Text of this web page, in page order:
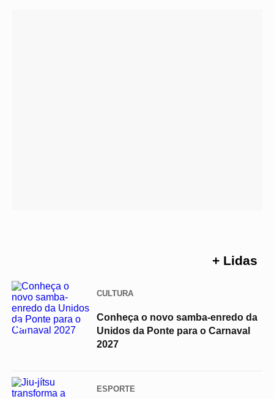
+ Lidas
01
CULTURA
Conheça o novo samba-enredo da
Unidos da Ponte para o Carnaval
2027
ESPORTE